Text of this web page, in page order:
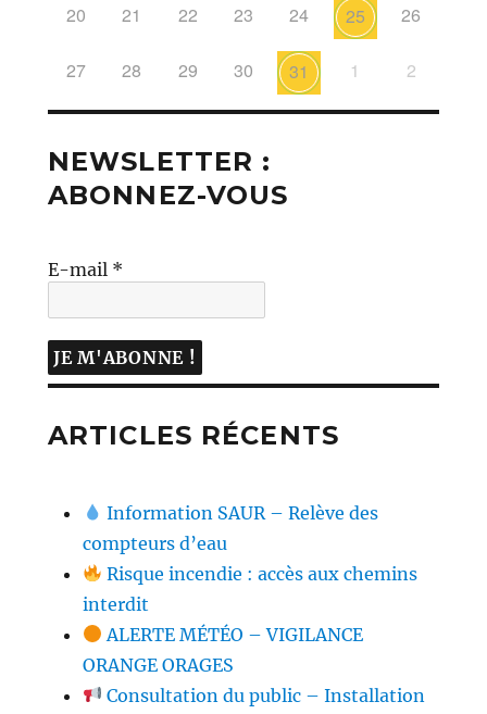
20 21 22 23 24 25 26
27 28 29 30 31 1 2
NEWSLETTER :
ABONNEZ-VOUS
E-mail *
ARTICLES RÉCENTS
Information SAUR – Relève des
compteurs d’eau
Risque incendie : accès aux chemins
interdit
ALERTE MÉTÉO – VIGILANCE
ORANGE ORAGES
Consultation du public – Installation